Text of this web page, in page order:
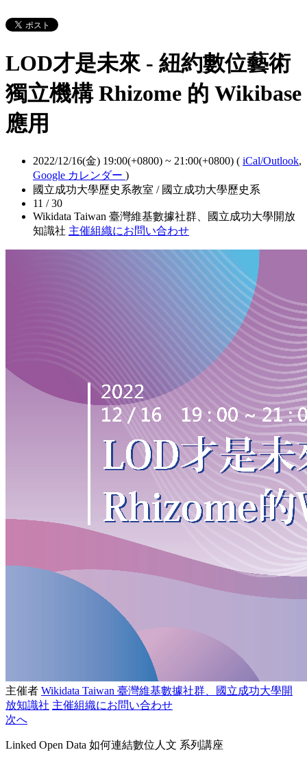
LOD才是未來 - 紐約數位藝術
獨立機構 Rhizome 的 Wikibase
應用
2022/12/16(金) 19:00(+0800) ~ 21:00(+0800) ( iCal/Outlook,
Google カレンダー )
國立成功大學歷史系教室 / 國立成功大學歷史系
11 / 30
Wikidata Taiwan 臺灣維基數據社群、國立成功大學開放
知識社 主催組織にお問い合わせ
主催者 Wikidata Taiwan 臺灣維基數據社群、國立成功大學開
放知識社 主催組織にお問い合わせ
次へ
Linked Open Data 如何連結數位人文 系列講座